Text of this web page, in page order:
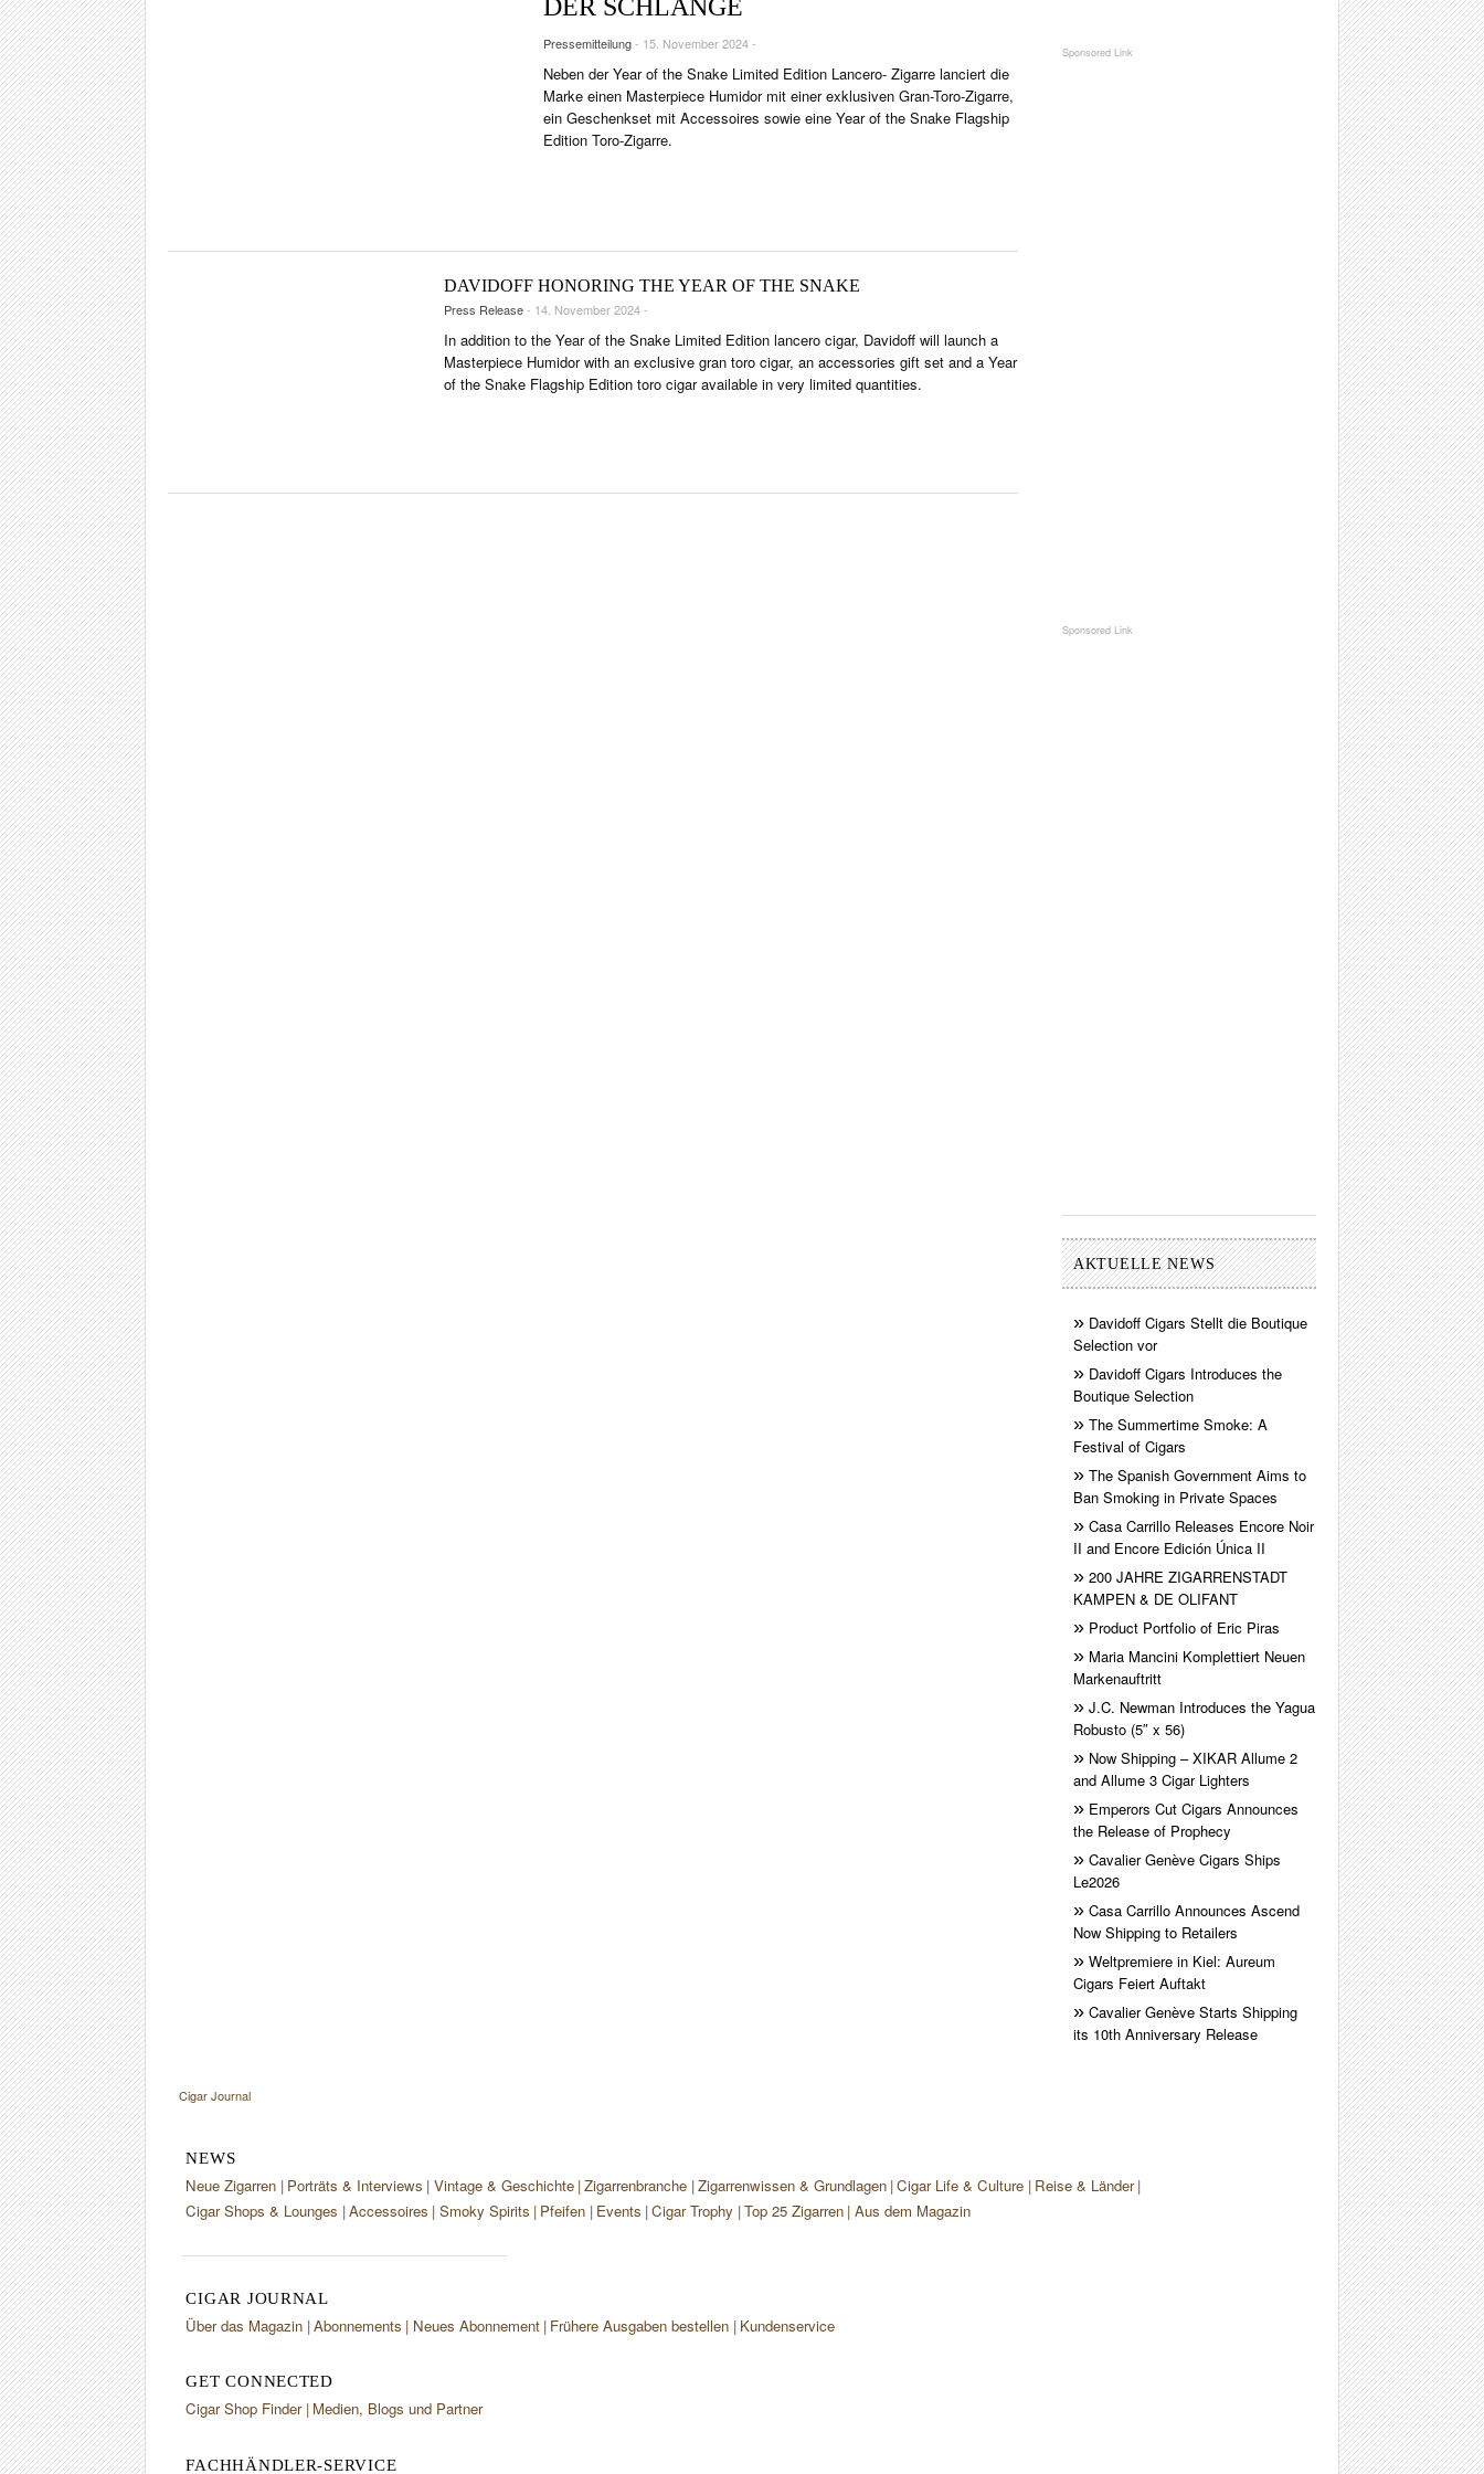
PORTRÄTS & INTERVIEWS
REISE & LÄNDER
DER SCHLANGE
Pressemitteilung- 15. November 2024 -
Neben der Year of the Snake Limited Edition Lancero- Zigarre lanciert die
Marke einen Masterpiece Humidor mit einer exklusiven Gran-Toro-Zigarre,
ein Geschenkset mit Accessoires sowie eine Year of the Snake Flagship
Edition Toro-Zigarre.
DAVIDOFF HONORING THE YEAR OF THE SNAKE
Press Release- 14. November 2024 -
In addition to the Year of the Snake Limited Edition lancero cigar, Davidoff will launch a
Masterpiece Humidor with an exclusive gran toro cigar, an accessories gift set and a Year
of the Snake Flagship Edition toro cigar available in very limited quantities.
AKTUELLE NEWS
Davidoff Cigars Stellt die Boutique
Selection vor
Davidoff Cigars Introduces the
Boutique Selection
The Summertime Smoke: A
Festival of Cigars
The Spanish Government Aims to
Ban Smoking in Private Spaces
Casa Carrillo Releases Encore Noir
II and Encore Edición Única II
200 JAHRE ZIGARRENSTADT
KAMPEN & DE OLIFANT
Product Portfolio of Eric Piras
Maria Mancini Komplettiert Neuen
Markenauftritt
J.C. Newman Introduces the Yagua
Robusto (5″ x 56)
Now Shipping – XIKAR Allume 2
and Allume 3 Cigar Lighters
Emperors Cut Cigars Announces
the Release of Prophecy
Cavalier Genève Cigars Ships
Le2026
Casa Carrillo Announces Ascend
Now Shipping to Retailers
Weltpremiere in Kiel: Aureum
Cigars Feiert Auftakt
Cavalier Genève Starts Shipping
its 10th Anniversary Release
Cigar Journal
NEWS
Neue Zigarren Porträts & Interviews Vintage & Geschichte Zigarrenbranche Zigarrenwissen & Grundlagen Cigar Life & Culture Reise & Länder
Cigar Shops & Lounges Accessoires Smoky Spirits Pfeifen Events Cigar Trophy Top 25 Zigarren Aus dem Magazin
CIGAR JOURNAL
Über das Magazin Abonnements Neues Abonnement Frühere Ausgaben bestellen Kundenservice
GET CONNECTED
Cigar Shop Finder Medien, Blogs und Partner
FACHHÄNDLER-SERVICE